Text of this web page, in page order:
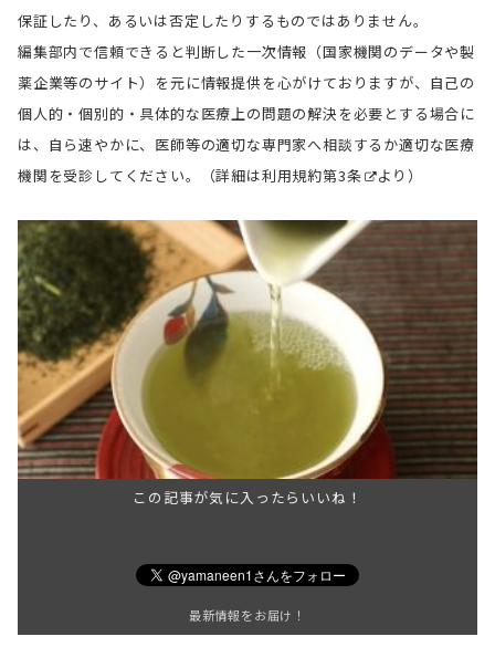
保証したり、あるいは否定したりするものではありません。
編集部内で信頼できると判断した一次情報（国家機関のデータや製
薬企業等のサイト）を元に情報提供を心がけておりますが、自己の
個人的・個別的・具体的な医療上の問題の解決を必要とする場合に
は、自ら速やかに、医師等の適切な専門家へ相談するか適切な医療
機関を受診してください。（詳細は利用規約第3条 より）
この記事が気に入ったらいいね！
最新情報をお届け！